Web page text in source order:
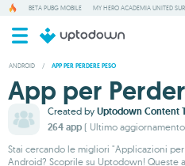
BETA PUBG MOBILE MY HERO ACADEMIA UNITED
ANDROID / APP PER PERDERE PESO
App per
Created by Uptodown Content
264 app ( Ultimo
Stai cercando le migliori "Applicazioni
Android? Scoprile su Uptodown! Queste